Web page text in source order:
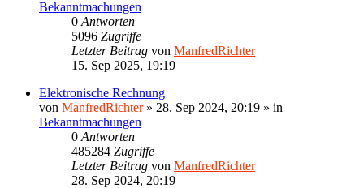
Bekanntmachungen
0 Antworten
5096 Zugriffe
Letzter Beitrag von ManfredRichter
15. Sep 2025, 19:19
Elektronische Rechnung
von ManfredRichter» 28. Sep 2024, 20:19 » in
Bekanntmachungen
0 Antworten
485284 Zugriffe
Letzter Beitrag von ManfredRichter
28. Sep 2024, 20:19